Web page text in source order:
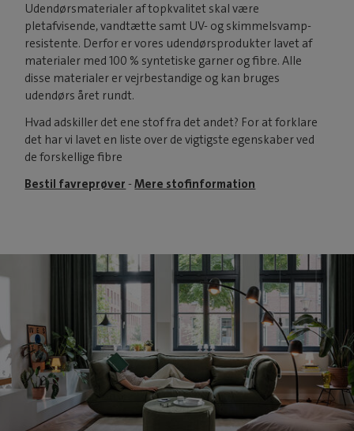
Udendørsmaterialer af topkvalitet skal være
pletafvisende, vandtætte samt UV- og skimmelsvamp-
resistente. Derfor er vores udendørsprodukter lavet af
materialer med 100 % syntetiske garner og fibre. Alle
disse materialer er vejrbestandige og kan bruges
udendørs året rundt.
Hvad adskiller det ene stof fra det andet? For at forklare
det har vi lavet en liste over de vigtigste egenskaber ved
de forskellige fibre
Bestil favreprøver -Mere stofinformation